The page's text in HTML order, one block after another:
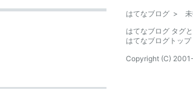
はてなブログ >
はてなブログ タグ
はてなブログトップ
Copyright (C) 2001-